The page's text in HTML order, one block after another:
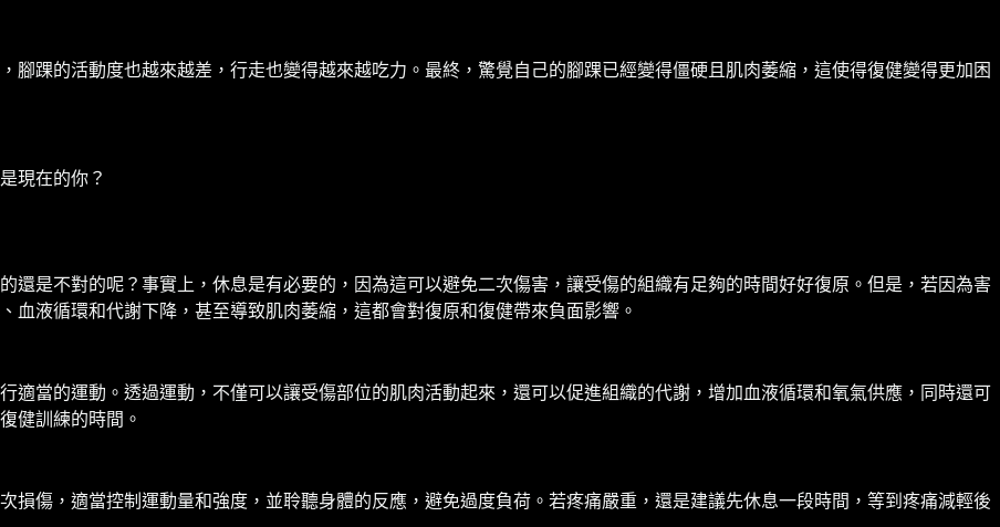
腳踝的活動度也越來越差，行走也變得越來越吃力。最終，驚覺自己的腳踝已經變得僵硬且肌肉萎縮，這使得復健變得更加困
現在的你？
還是不對的呢？事實上，休息是有必要的，因為這可以避免二次傷害，讓受傷的組織有足夠的時間好好復原。但是，若因為害
血液循環和代謝下降，甚至導致肌肉萎縮，這都會對復原和復健帶來負面影響。
適當的運動。透過運動，不僅可以讓受傷部位的肌肉活動起來，還可以促進組織的代謝，增加血液循環和氧氣供應，同時還可
健訓練的時間。
損傷，適當控制運動量和強度，並聆聽身體的反應，避免過度負荷。若疼痛嚴重，還是建議先休息一段時間，等到疼痛減輕後